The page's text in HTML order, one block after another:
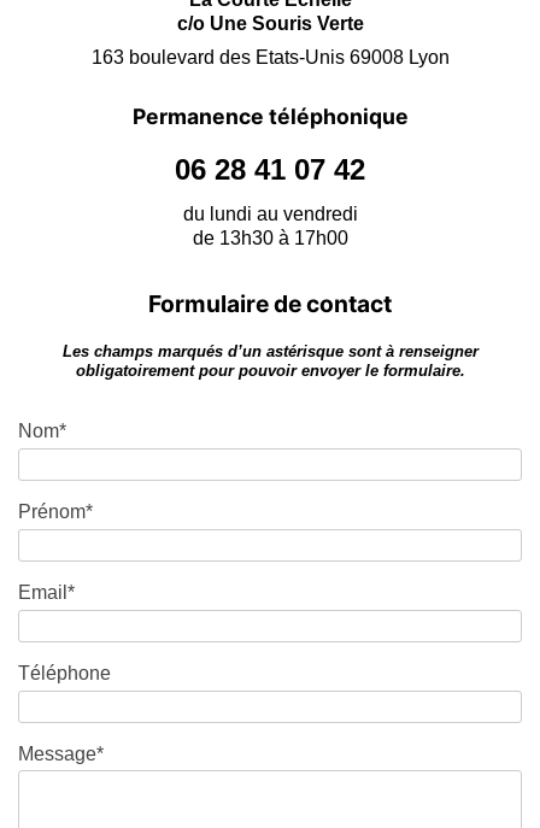
c/o Une Souris Verte
163 boulevard des Etats-Unis 69008 Lyon
Permanence téléphonique
06 28 41 07 42
du lundi au vendredi
de 13h30 à 17h00
Formulaire de contact
Les champs marqués d’un astérisque sont à renseigner
obligatoirement pour pouvoir envoyer le formulaire.
Nom*
Prénom*
Email*
Téléphone
Message*